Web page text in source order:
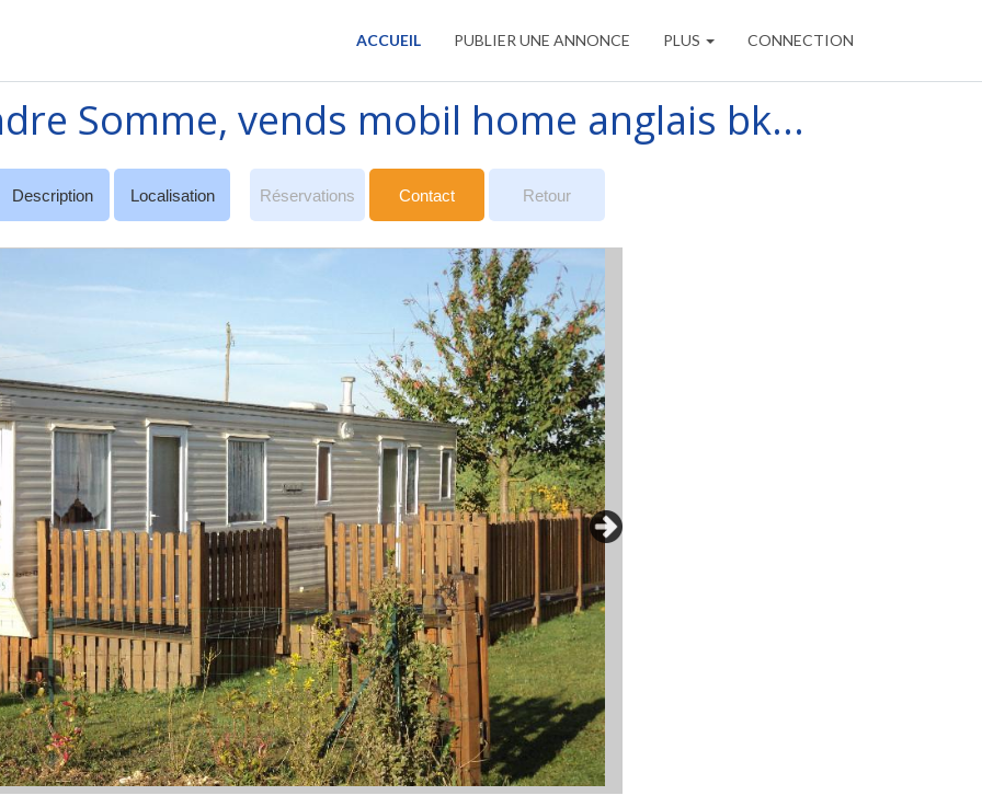
ACCUEIL PUBLIER UNE ANNONCE PLUS CONNECTION
Somme, vends mobil home anglais bk...
Description Localisation Réservations Contact Retour